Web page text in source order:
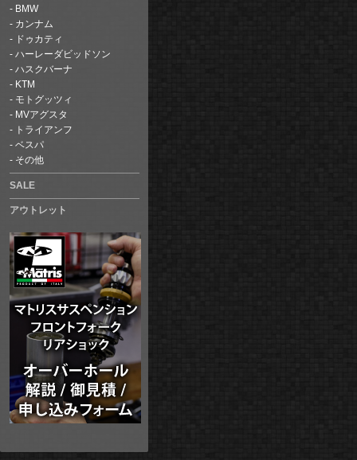
BMW
カンナム
ドゥカティ
ハーレーダビッドソン
ハスクバーナ
KTM
モトグッツィ
MVアグスタ
トライアンフ
ベスパ
その他
SALE
アウトレット